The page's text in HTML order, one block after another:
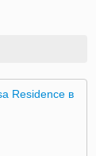
Residence в